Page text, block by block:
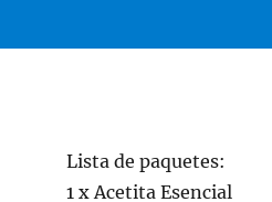
Lista de paquetes:
1 x Acetita Esencial